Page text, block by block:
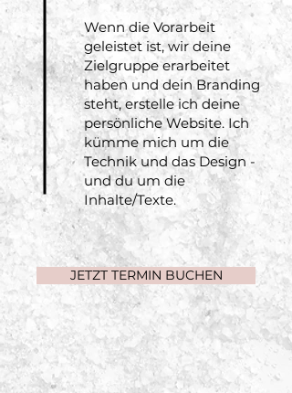
Wenn die Vorarbeit
geleistet ist, wir deine
Zielgruppe erarbeitet
haben und dein Branding
steht, erstelle ich deine
persönliche Website. Ich
kümme mich um die
Technik und das Design -
und du um die
Inhalte/Texte.
JETZT TERMIN BUCHEN